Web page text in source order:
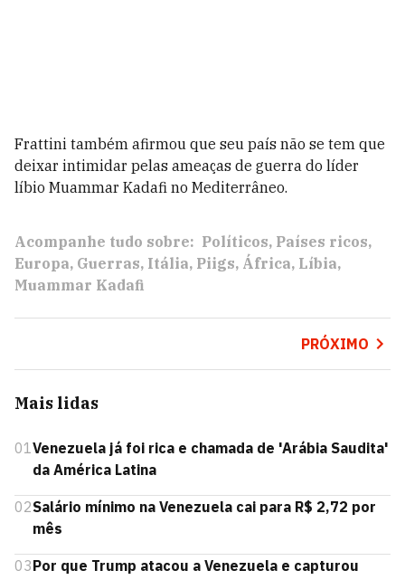
Frattini também afirmou que seu país não se tem que
deixar intimidar pelas ameaças de guerra do líder
líbio Muammar Kadafi no Mediterrâneo.
Acompanhe tudo sobre: Políticos Países ricos
Europa Guerras Itália Piigs África Líbia
Muammar Kadafi
PRÓXIMO
Mais lidas
01Venezuela já foi rica e chamada de 'Arábia Saudita'
da América Latina
02Salário mínimo na Venezuela cai para R$ 2,72 por
mês
03Por que Trump atacou a Venezuela e capturou